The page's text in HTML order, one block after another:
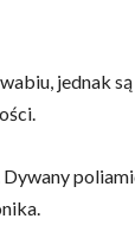
jednak
Dywany